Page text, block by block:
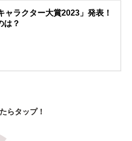
ャラクター大賞2023」発表！
は？
らタップ！